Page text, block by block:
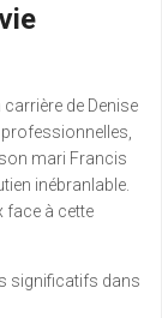
de Denise
mari Francis
inébranlable.
face à cette
significatifs dans